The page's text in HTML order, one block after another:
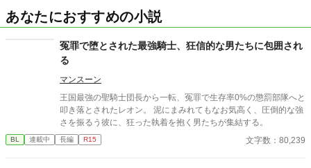
あなたにおすすめの小説
冤罪で堕とされた最強騎士、狂信的な男たちに包囲され
る
マンスーン
​王国最強の聖騎士団長から一転、冤罪で生存率0%の懲罰部隊へと
叩き落とされたレオン。 泥にまみれてもなお気高く、圧倒的な強
さを振るう彼に、狂った執着を抱く男たちが集結する。
BL 連載中 長編 R15 文字数：80,239